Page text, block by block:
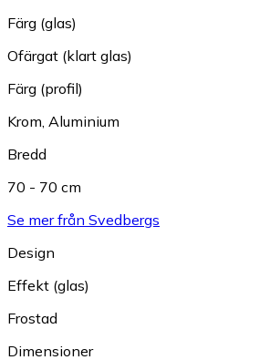
Färg (glas)
Ofärgat (klart glas)
Färg (profil)
Krom, Aluminium
Bredd
70 - 70 cm
Se mer från Svedbergs
Design
Effekt (glas)
Frostad
Dimensioner